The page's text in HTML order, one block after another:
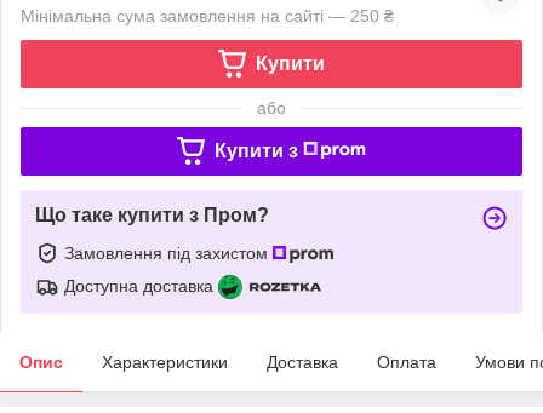
Мінімальна сума замовлення на сайті — 250 ₴
Купити
або
Купити з
Що таке купити з Пром?
Замовлення під захистом
Доступна доставка
Опис Характеристики Доставка Оплата Умови